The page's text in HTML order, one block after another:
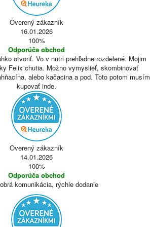
Overený zákazník
16.01.2026
100%
Odporúča obchod
otvoriť. Vo v nutri prehľadne rozdelené. Mojim
Felix chutia. Možno vymyslieť, skombinovať
alebo kačacina a pod. Toto potom musím
kupovať inde.
Overený zákazník
14.01.2026
100%
Odporúča obchod
komunikácia, rýchle dodanie